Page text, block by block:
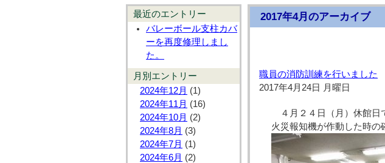
最近のエントリー
バレーボール支柱カバ
ーを再度修理しまし
た。
月別エントリー
2024年12月 (1)
2024年11月 (16)
2024年10月 (2)
2024年8月 (3)
2024年7月 (1)
2024年6月 (2)
2017年4月のアーカイブ
職員の消防訓練を行いました
2017年4月24日 月曜日
４月２４日（月）休館日
火災報知機が作動した時の